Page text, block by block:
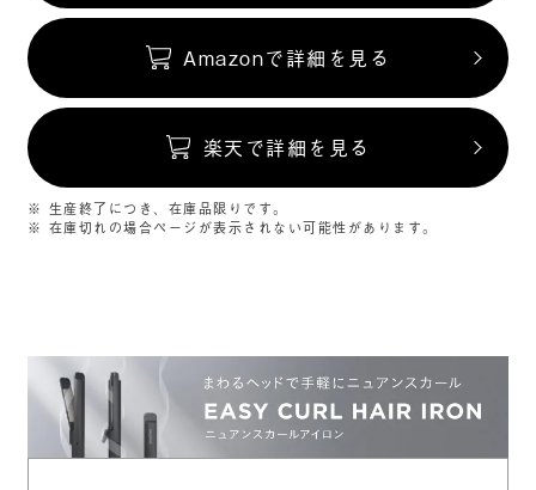
Amazonで詳細を見る
楽天で詳細を見る
※ 生産終了につき、在庫品限りです。
※ 在庫切れの場合ページが表示されない可能性があります。